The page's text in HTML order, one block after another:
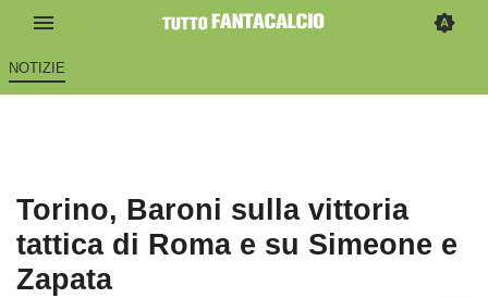
NOTIZIE
Torino, Baroni sulla vittoria
tattica di Roma e su Simeone e
Zapata